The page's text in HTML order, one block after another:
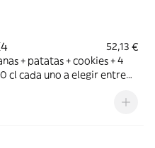
52,13 €
+ patatas + cookies + 4
cl cada uno a elegir entre
tea o Aquarius de limón. Tu